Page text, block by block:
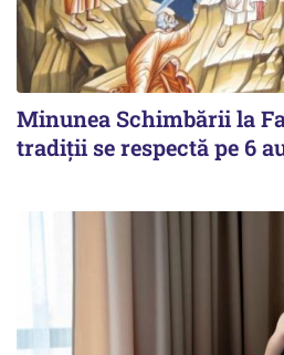
Minunea Schimbării la
tradiții se respectă pe 6